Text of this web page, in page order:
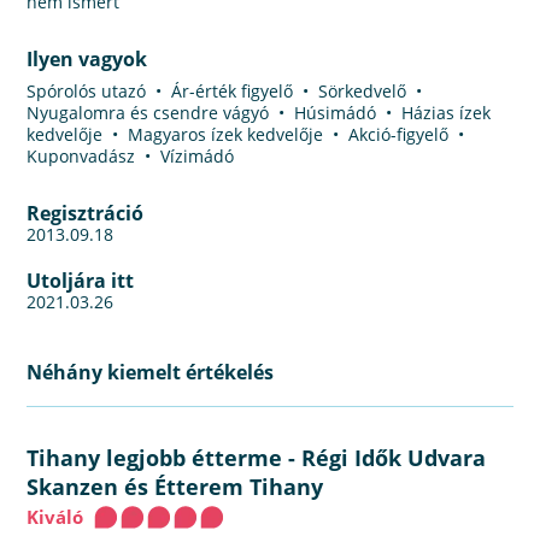
Ilyen vagyok
Spórolós utazó • Ár-érték figyelő • Sörkedvelő •
Nyugalomra és csendre vágyó • Húsimádó • Házias ízek
kedvelője • Magyaros ízek kedvelője • Akció-figyelő •
Kuponvadász • Vízimádó
Regisztráció
2013.09.18
Utoljára itt
2021.03.26
Néhány kiemelt értékelés
Tihany legjobb étterme - Régi Idők Udvara
Skanzen és Étterem Tihany
Kiváló